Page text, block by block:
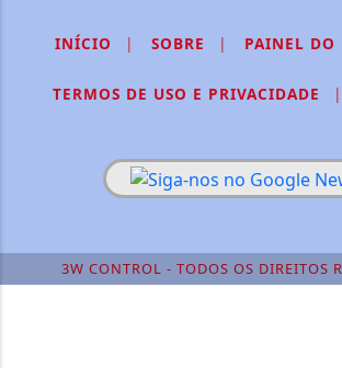
INÍCIO | SOBRE | PAINEL DO
TERMOS DE USO E PRIVACIDADE |
3W CONTROL - TODOS OS DIREITOS